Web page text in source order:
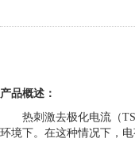
产品概述：
热刺激去极化电流（
环境下。在这种情况下，